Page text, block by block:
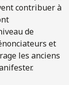
contribuer à
de
et
les anciens